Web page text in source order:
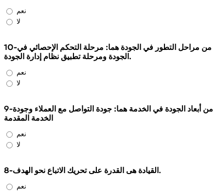
نعم
لا
10-من مراحل التطور في الجودة هما: مرحلة التحكم الإحصائي في
الجودة ومرحلة تطبيق نظام إدارة الجودة.
نعم
لا
9-من أبعاد الجودة في الخدمة هما: جودة التواصل مع العملاء وجودة
الخدمة المقدمة
نعم
لا
8-القيادة هى القدرة على تحريك الاتباع نحو الهدف.
نعم